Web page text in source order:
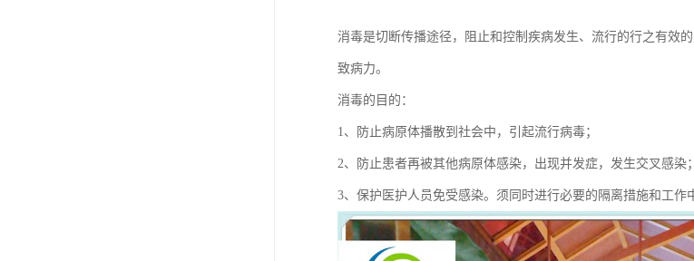
消毒是切断传播途径，阻止和控制疾病发生、流行的行之有效
致病力。
消毒的目的：
1、防止病原体播散到社会中，引起流行病毒；
2、防止患者再被其他病原体感染，出现并发症，发生交叉感染；
3、保护医护人员免受感染。须同时进行必要的隔离措施和工作